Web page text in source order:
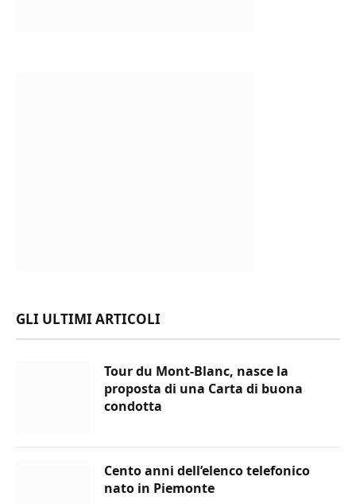
GLI ULTIMI ARTICOLI
Tour du Mont-Blanc, nasce la
proposta di una Carta di buona
condotta
Cento anni dell’elenco telefonico
nato in Piemonte